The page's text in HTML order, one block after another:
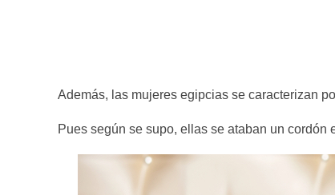
Además, las mujeres egipcias se caracterizan
Pues según se supo, ellas se ataban un